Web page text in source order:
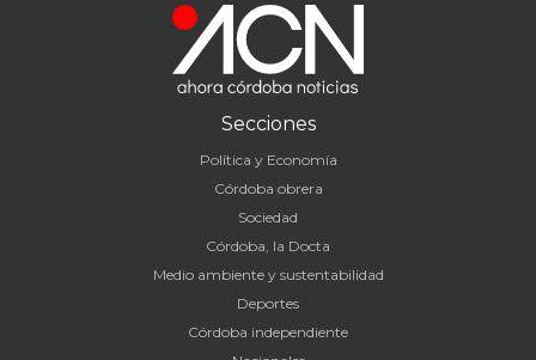
Secciones
Política y Economía
Córdoba obrera
Sociedad
Córdoba, la Docta
Medio ambiente y sustentabilidad
Deportes
Córdoba independiente